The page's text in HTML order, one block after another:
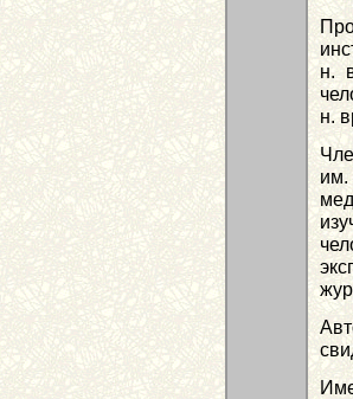
н.
н.